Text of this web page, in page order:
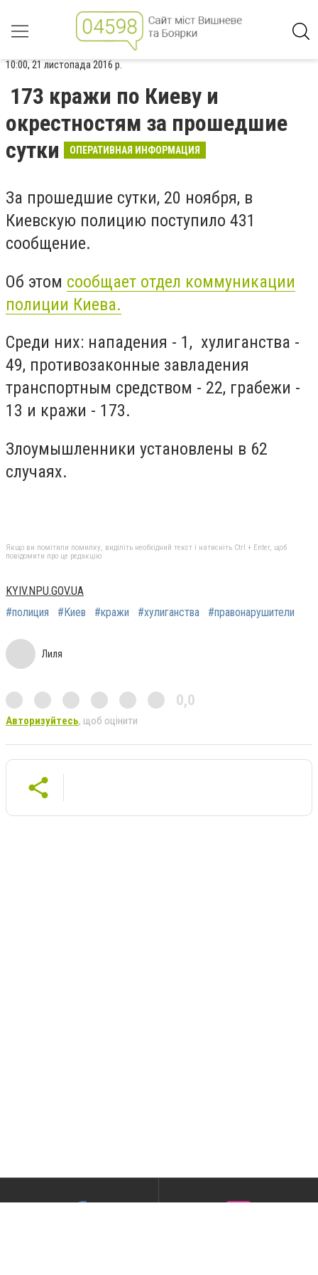
10:00, 21 листопада 2016 р.
173 кражи по Киеву и
окрестностям за прошедшие
сутки
ОПЕРАТИВНАЯ ИНФОРМАЦИЯ
За прошедшие сутки, 20 ноября, в
Киевскую полицию поступило 431
сообщение.
Об этом сообщает отдел коммуникации
полиции Киева.
Среди них: нападения - 1, хулиганства -
49, противозаконные завладения
транспортным средством - 22, грабежи -
13 и кражи - 173.
Злоумышленники установлены в 62
случаях.
Якщо ви помітили помилку, виділіть необхідний текст і натисніть Ctrl + Enter, щоб
повідомити про це редакцію
KYIV.NPU.GOV.UA
#полиция
#Киев #кражи #хулиганства #правонарушители
Лиля
0,0
Авторизуйтесь, щоб оцінити